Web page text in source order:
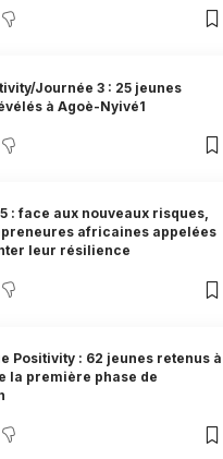
Journée 3 : 25 jeunes
à Agoè-Nyivé1
: face aux nouveaux risques,
africaines appelées
leur résilience
Positivity : 62 jeunes retenus à
la première phase de